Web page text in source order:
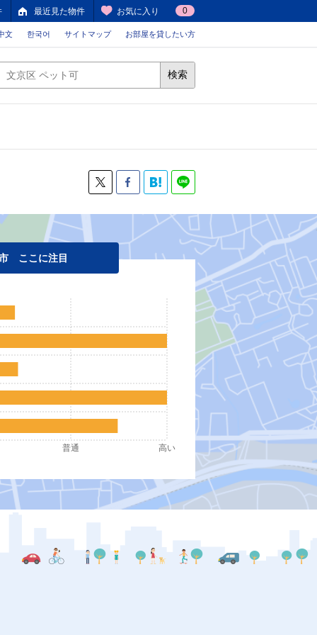
最近見た物件 お気に入り 0
文 한국어 サイトマップ お部屋を貸したい方
検索
ここに注目
普通 高い